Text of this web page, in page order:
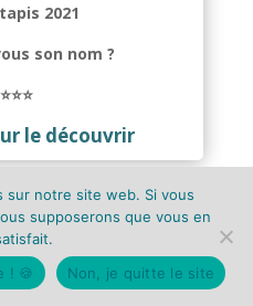
2021
son nom ?
le découvrir
sur notre site web. Si vous
supposerons que vous en
! 🍪
Non, je quitte le site